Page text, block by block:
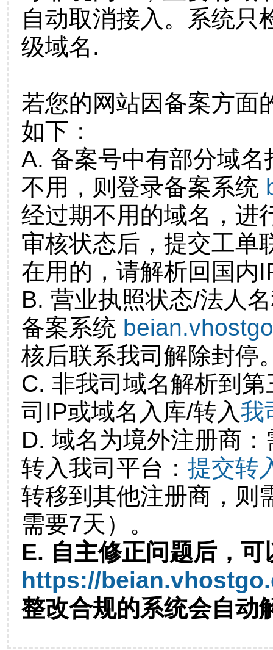
自动取消接入。系统只
级域名.
若您的网站因备案方面
如下：
A. 备案号中有部分域
不用，则登录备案系统
经过期不用的域名，进
审核状态后，提交工单
在用的，请解析回国内
B. 营业执照状态/法人
备案系统
核后联系我司解除封停
C. 非我司域名解析到
司IP或域名入库/转入我
D. 域名为境外注册商
转入我司平台： 提交转
转移到其他注册商，则
需要7天）。
E. 自主修正问题后，可
https://
整改合规的系统会自动